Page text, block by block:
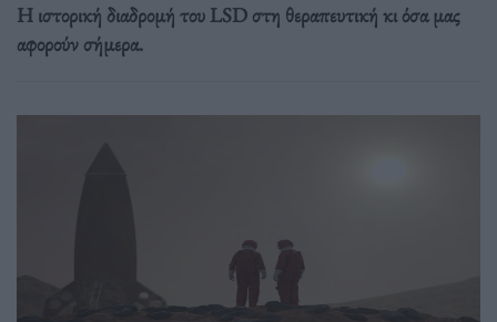
Η ιστορική διαδρομή του LSD στη θεραπευτική κι όσα μας
αφορούν σήμερα.